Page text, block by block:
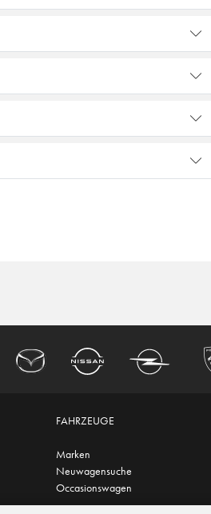
FAHRZEUGE
Marken
Neuwagensuche
Occasionswagen